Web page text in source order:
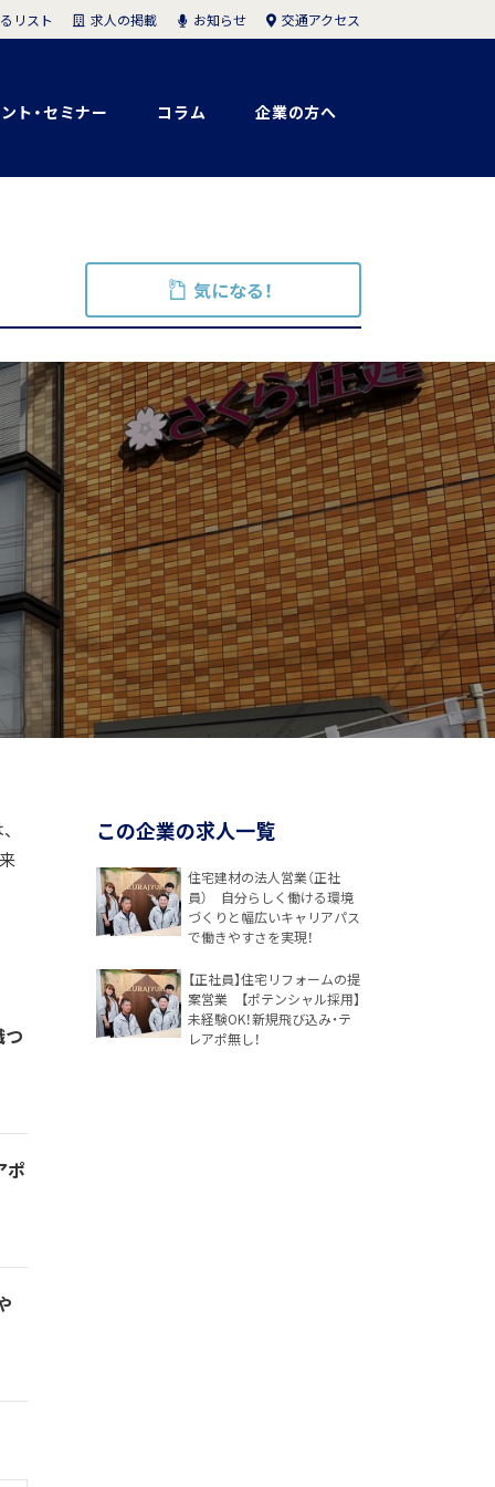
ト・セミナー コラム 企業の方へ
リスト 求人の掲載 お知らせ 交通アクセス
気になる！
ポ
この企業の求人一覧
住宅建材の法人営業（正社
員） 自分らしく働ける環境
づくりと幅広いキャリアパス
で働きやすさを実現！
【正社員】住宅リフォームの提
案営業 【ポテンシャル採用】
未経験OK！新規飛び込み・テ
レアポ無し！